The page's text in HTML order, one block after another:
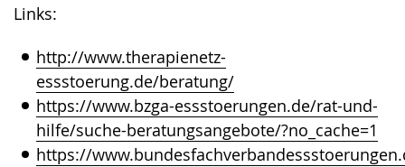
Links:
http://www.therapienetz-
essstoerung.de/beratung/
https://www.bzga-essstoerungen.de/rat-und-
hilfe/suche-beratungsangebote/?no_cache=1
https://